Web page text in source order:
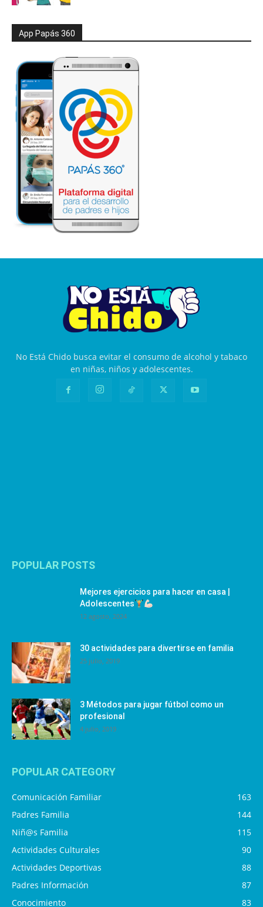
App Papás 360
No Está Chido busca evitar el consumo de alcohol y tabaco
en niñas, niños y adolescentes.
POPULAR POSTS
Mejores ejercicios para hacer en casa |
Adolescentes
12 agosto, 2024
30 actividades para divertirse en familia
25 julio, 2019
3 Métodos para jugar fútbol como un
profesional
4 julio, 2019
POPULAR CATEGORY
Comunicación Familiar
163
Padres Familia
144
Niñ@s Familia
115
Actividades Culturales
90
Actividades Deportivas
88
Padres Información
87
Conocimiento
83